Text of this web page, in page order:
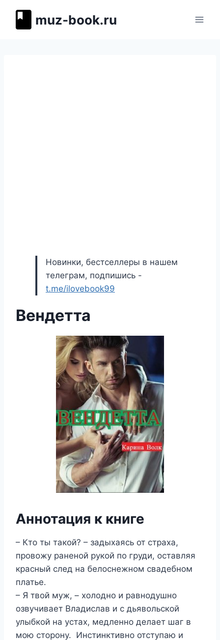
muz-book.ru
Новинки, бестселлеры в нашем
телеграм, подпишись -
t.me/ilovebook99
Вендетта
Аннотация к книге
– Кто ты такой? – задыхаясь от страха,
провожу раненой рукой по груди, оставляя
красный след на белоснежном свадебном
платье.
– Я твой муж, – холодно и равнодушно
озвучивает Владислав и с дьявольской
улыбкой на устах, медленно делает шаг в
мою сторону. Инстинктивно отступаю и